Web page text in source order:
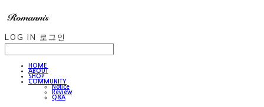
LOG IN 로그인
HOME
ABOUT
SHOP
COMMUNITY
Notice
Review
Q&A